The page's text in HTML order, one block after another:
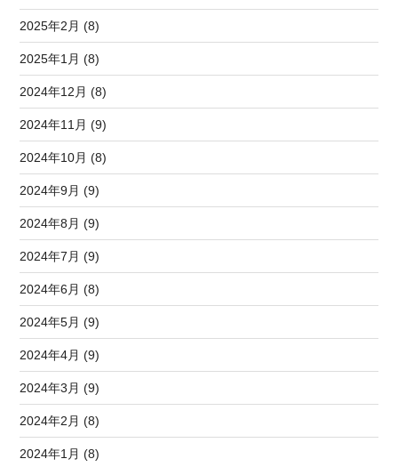
2025年2月 (8)
2025年1月 (8)
2024年12月 (8)
2024年11月 (9)
2024年10月 (8)
2024年9月 (9)
2024年8月 (9)
2024年7月 (9)
2024年6月 (8)
2024年5月 (9)
2024年4月 (9)
2024年3月 (9)
2024年2月 (8)
2024年1月 (8)